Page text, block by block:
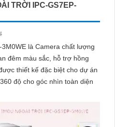
TRỜI IPC-GS7EP-
là Camera chất lượng
đêm màu sắc, hỗ trợ hồng
độ cho góc nhìn toàn diện